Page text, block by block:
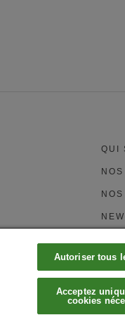
QUI
Autoriser tous
Acceptez
cookies